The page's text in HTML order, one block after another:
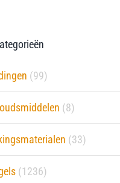
(99)
(8)
(33)
(1236)